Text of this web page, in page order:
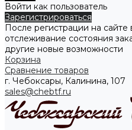
Войти как пользователь
Зарегистрироваться
После регистрации на
отслеживание состояния
другие новые возможности
Корзина
Сравнение товаров
г. Чебоксары, Калинина, 107
sales@chebtf.ru